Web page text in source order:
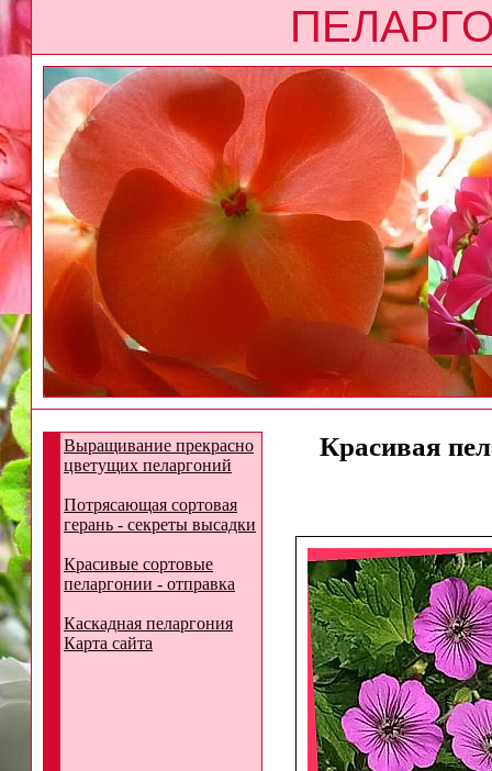
Выращивание прекрасно
цветущих пеларгоний
Потрясающая сортовая
герань - секреты высадки
Красивые сортовые
пеларгонии - отправка
Каскадная пеларгония
Карта сайта
Красивая